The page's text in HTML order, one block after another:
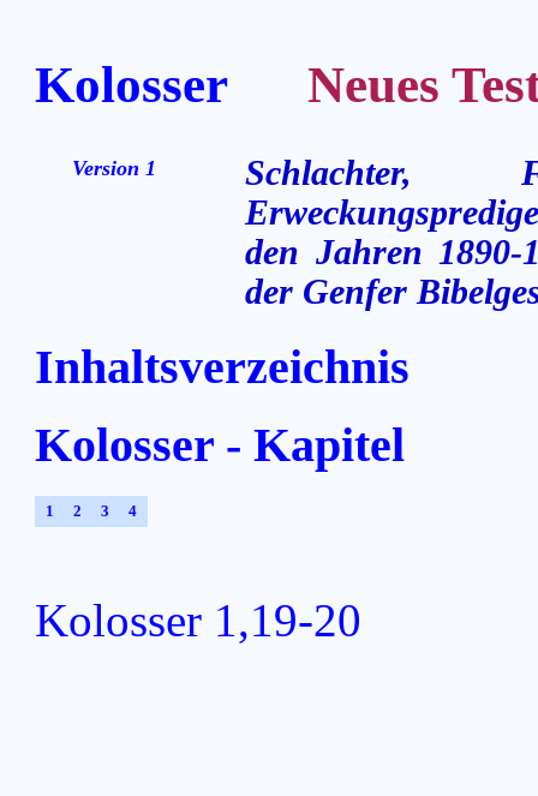
Kolosser Neues
Version 1
Schlachter,
den Jahren 1890-
der Genfer
Inhaltsverzeichnis
Kolosser - Kapitel
1 2 3 4
Kolosser 1,19-20